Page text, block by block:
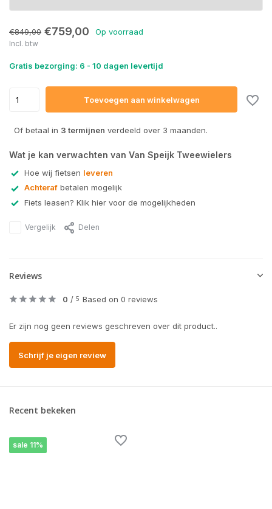
€849,00 €759,00 Op voorraad
Incl. btw
Gratis bezorging: 6 - 10 dagen levertijd
Toevoegen aan winkelwagen
Of betaal in 3 termijnen verdeeld over 3 maanden.
Wat je kan verwachten van Van Speijk Tweewielers
Hoe wij fietsen leveren
Achteraf betalen mogelijk
Fiets leasen? Klik hier voor de mogelijkheden
Vergelijk Delen
Reviews
0 / 5 Based on 0 reviews
Er zijn nog geen reviews geschreven over dit product..
Schrijf je eigen review
Recent bekeken
sale 11%